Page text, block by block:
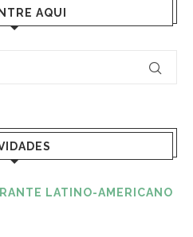
AQUI
LATINO-AMERICANO